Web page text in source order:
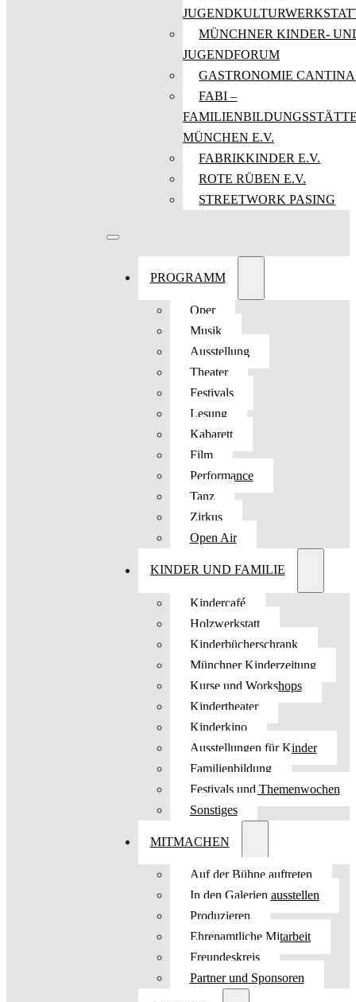
MÜNCHNER KINDER-
JUGENDFORUM
GASTRONOMIE CANTINA
FABI –
MÜNCHEN E.V.
FABRIKKINDER E.V.
ROTE RÜBEN E.V.
STREETWORK PASING
PROGRAMM
Oper
Musik
Ausstellung
Theater
Festivals
Lesung
Kabarett
Film
Performance
Tanz
Zirkus
Open Air
KINDER UND FAMILIE
Kindercafé
Holzwerkstatt
Kinderbücherschrank
Münchner Kinderzeitung
Kurse und Workshops
Kindertheater
Kinderkino
Ausstellungen für Kinder
Familienbildung
Festivals und Themenwochen
Sonstiges
MITMACHEN
Auf der Bühne auftreten
In den Galerien ausstellen
Produzieren
Ehrenamtliche Mitarbeit
Freundeskreis
Partner und Sponsoren